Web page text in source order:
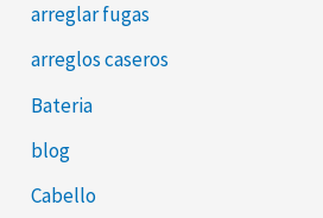
arreglar fugas
arreglos caseros
Bateria
blog
Cabello